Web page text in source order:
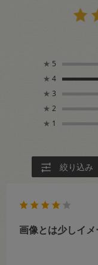
★ 5
★ 4
★ 3
★ 2
★ 1
絞り込み
画像とは少しイ